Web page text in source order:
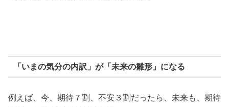
「いまの気分の内訳」が「未来の雛形」になる
例えば、今、期待７割、不安３割だったら、未来も、期待